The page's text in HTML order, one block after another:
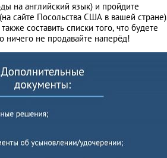
на английский язык) и пройдите
сайте Посольства США в вашей
составить списки того, что будете
ничего не продавайте наперёд!